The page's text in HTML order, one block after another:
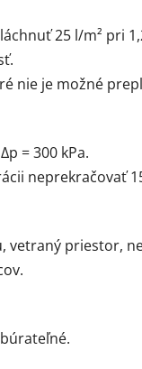
25 l/m² pri
nie je možné
= 300 kPa.
neprekračovať
vetraný priestor,